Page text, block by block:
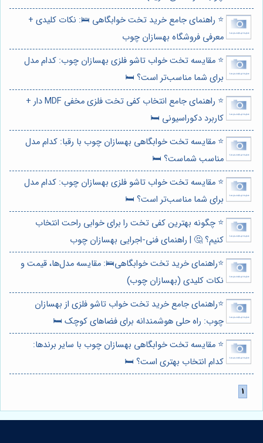
⭐️ راهنمای جامع خرید تخت خوابگاهی 🛌: نکات کلیدی +
معرفی فروشگاه بهسازان چوب
⭐️ مقایسه تخت خواب تاشو فلزی بهسازان چوب: کدام مدل
برای شما مناسب‌تر است؟ 🛏️
⭐️ راهنمای جامع انتخاب کفی تخت فلزی مخفی MDF دار +
کاربرد دکوراسیونی 🛏️
⭐️ مقایسه تخت خوابگاهی بهسازان چوب با رقبا: کدام مدل
مناسب شماست؟ 🛏️
⭐️ مقایسه تخت خواب تاشو فلزی بهسازان چوب: کدام مدل
برای شما مناسب‌تر است؟ 🛏️
⭐️ چگونه بهترین کفی تخت را برای خوابی راحت انتخاب
کنیم؟ 🤔 | راهنمای فنی-اجرایی بهسازان چوب
⭐️راهنمای خرید تخت خوابگاهی🛌: مقایسه مدل‌ها، قیمت و
نکات کلیدی (بهسازان چوب)
⭐️راهنمای جامع خرید تخت خواب تاشو فلزی از بهسازان
چوب: راه حلی هوشمندانه برای فضاهای کوچک 🛏️
⭐️ مقایسه تخت خوابگاهی بهسازان چوب با سایر برندها:
کدام انتخاب بهتری است؟ 🛏️